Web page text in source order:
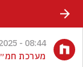
08:44 - 03.09.2025
מערכת